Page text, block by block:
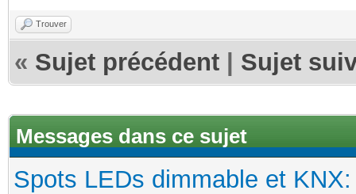
Trouver
« Sujet précédent Sujet
Messages dans ce sujet
Spots LEDs dimmable et